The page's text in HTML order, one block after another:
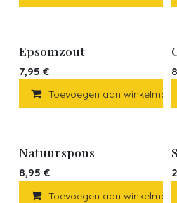
Epsomzout
7,95 €
Toevoegen aan
Natuurspons
8,95 €
Toevoegen aan